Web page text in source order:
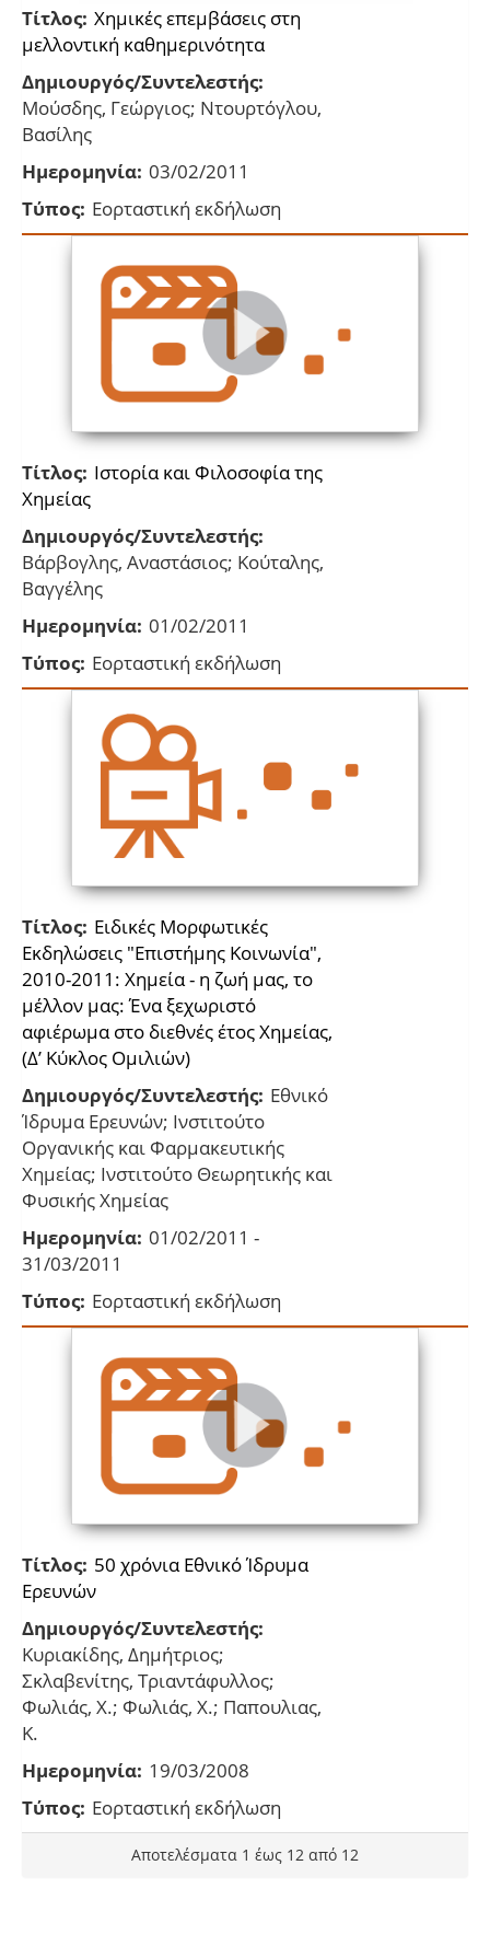
Τίτλος: Χημικές επεμβάσεις στη
μελλοντική καθημερινότητα
Δημιουργός/Συντελεστής:
Μούσδης, Γεώργιος; Ντουρτόγλου,
Βασίλης
Ημερομηνία: 03/02/2011
Τύπος: Εορταστική εκδήλωση
Τίτλος: Ιστορία και Φιλοσοφία της
Χημείας
Δημιουργός/Συντελεστής:
Βάρβογλης, Αναστάσιος; Κούταλης,
Βαγγέλης
Ημερομηνία: 01/02/2011
Τύπος: Εορταστική εκδήλωση
Τίτλος: Ειδικές Μορφωτικές
Εκδηλώσεις "Επιστήμης Κοινωνία",
2010-2011: Χημεία - η ζωή μας, το
μέλλον μας: Ένα ξεχωριστό
αφιέρωμα στο διεθνές έτος Χημείας,
(Δ’ Κύκλος Ομιλιών)
Δημιουργός/Συντελεστής: Εθνικό
Ίδρυμα Ερευνών; Ινστιτούτο
Οργανικής και Φαρμακευτικής
Χημείας; Ινστιτούτο Θεωρητικής και
Φυσικής Χημείας
Ημερομηνία: 01/02/2011 -
31/03/2011
Τύπος: Εορταστική εκδήλωση
Τίτλος: 50 χρόνια Εθνικό Ίδρυμα
Ερευνών
Δημιουργός/Συντελεστής:
Κυριακίδης, Δημήτριος;
Σκλαβενίτης, Τριαντάφυλλος;
Φωλιάς, Χ.; Φωλιάς, Χ.; Παπουλιας,
Κ.
Ημερομηνία: 19/03/2008
Τύπος: Εορταστική εκδήλωση
Αποτελέσματα 1 έως 12 από 12